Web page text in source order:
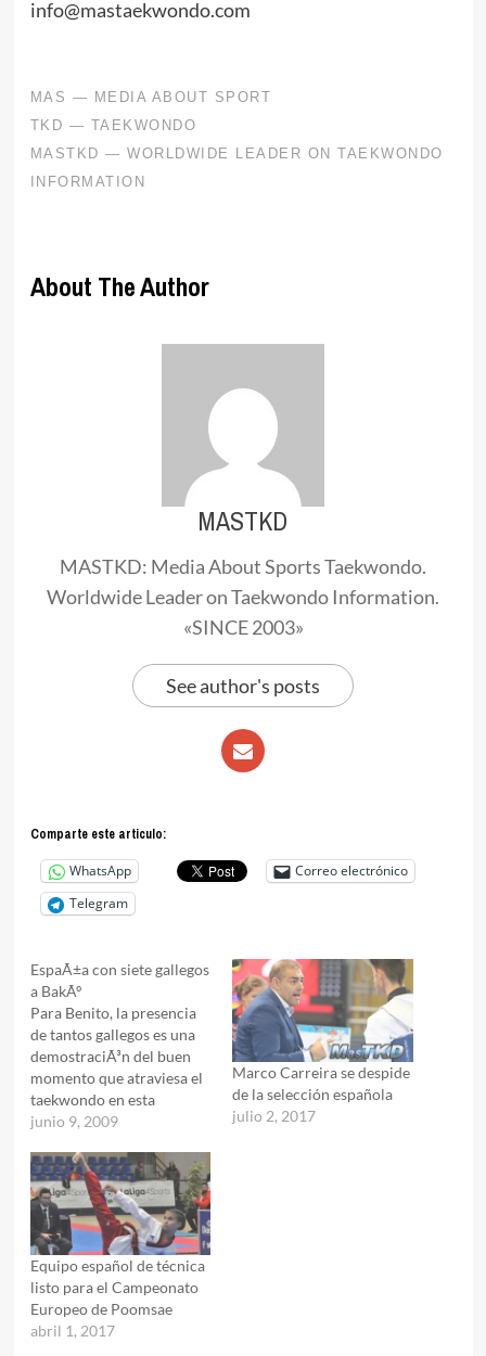
info@mastaekwondo.com
About The Author
MASTKD
MASTKD: Media About Sports Taekwondo.
Worldwide Leader on Taekwondo Information.
«SINCE 2003»
See author's posts
Comparte este articulo:
WhatsApp
Correo electrónico
Telegram
EspaÃ±a con siete gallegos
a BakÃº
Para Benito, la presencia
de tantos gallegos es una
demostraciÃ³n del buen
momento que atraviesa el
taekwondo en esta
comunidad. "EstÃ¡n los
EspaÃ±a y llegan en buen
momento".La Copa del
Mundo se disputa por
equipos. Son cuatro dÃ­as
de competiciÃ³n (desde el
jueves) en la que las…
junio 9, 2009
Marco Carreira se despide
de la selección española
julio 2, 2017
Equipo español de técnica
listo para el Campeonato
Europeo de Poomsae
abril 1, 2017